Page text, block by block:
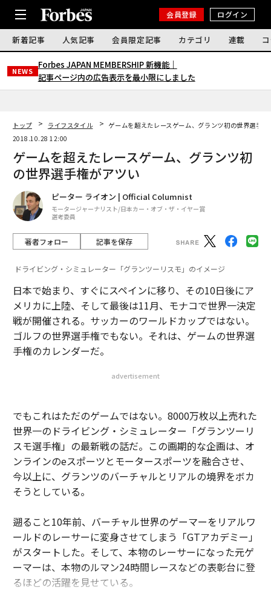
会員登録 ログイン
新着記事 人気記事 会員限定記事 カテゴリ 連載
NEWS
Forbes JAPAN MEMBERSHIP 新機能｜
記事ページ内の広告表示を最小限にしました
トップ ライフスタイル
ゲームを超えたレースゲーム、グランツ初の世界選手権
2018.10.28 12:00
ゲームを超えたレースゲーム、グランツ初
の世界選手権がアツい
ピーター ライオン | Official Columnist
モータージャーナリスト/日本カー・オブ・ザ・イヤー賞
選考委員
著者フォロー 記事を保存
ドライビング・シミュレーター「グランツーリスモ」のイメージ
日本で始まり、すぐにスペインに移り、その10日後にア
メリカに上陸、そして最後は11月、モナコで世界一決定
戦が開催される。サッカーのワールドカップではない。
ゴルフの世界選手権でもない。それは、ゲームの世界選
手権のカレンダーだ。
advertisement
でもこれはただのゲームではない。8000万枚以上売れた
世界一のドライビング・シミュレーター「グランツーリ
スモ選手権」の最新戦の話だ。この画期的な企画は、オ
ンラインのeスポーツとモータースポーツを融合させ、
今以上に、グランツのバーチャルとリアルの境界をボカ
そうとしている。
遡ること10年前、バーチャル世界のゲーマーをリアルワ
ールドのレーサーに変身させてしまう「GTアカデミー」
がスタートした。そして、本物のレーサーになった元ゲ
ーマーは、本物のルマン24時間レースなどの表彰台に登
るほどの活躍を見せている。